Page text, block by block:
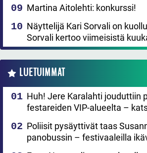
Martina Aitolehti: konkurssi!
Näyttelijä Kari Sorvali on
Sorvali kertoo viimeisistä
LUETUIMMAT
Huh! Jere Karalahti jouduttiin
festareiden VIP-alueelta –
Poliisit pysäyttivät taas
panobussin – festivaaleilla